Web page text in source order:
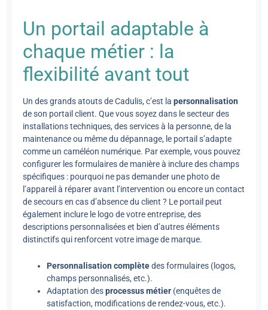
Un portail adaptable à
chaque métier : la
flexibilité avant tout
Un des grands atouts de Cadulis, c’est lapersonnalisation
de son portail client. Que vous soyez dans le secteur des
installations techniques, des services à la personne, de la
maintenance ou même du dépannage, le portail s’adapte
comme un caméléon numérique. Par exemple, vous pouvez
configurer les formulaires de manière à inclure des champs
spécifiques : pourquoi ne pas demander une photo de
l’appareil à réparer avant l’intervention ou encore un contact
de secours en cas d’absence du client ? Le portail peut
également inclure le logo de votre entreprise, des
descriptions personnalisées et bien d’autres éléments
distinctifs qui renforcent votre image de marque.
Personnalisation complètedes formulaires (logos,
champs personnalisés, etc.).
Adaptation desprocessus métier (enquêtes de
satisfaction, modifications de rendez-vous, etc.).